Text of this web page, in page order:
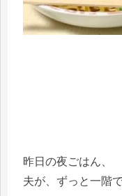
昨日の夜ごはん、
夫が、ずっと一階